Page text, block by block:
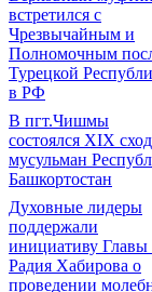
встретился с
Чрезвычайным и
Полномочным
Турецкой
в РФ
В пгт.Чишмы
состоялся XIX сход
мусульман
Башкортостан
Духовные лидеры
поддержали
инициативу Главы
Радия Хабирова о
проведении